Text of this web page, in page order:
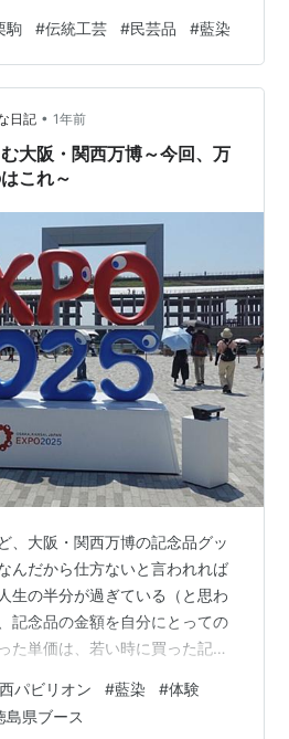
駒 #伝統工芸 #民芸品 #藍染
日記 • 1年前
大阪・関西万博～今回、万
これ～
、大阪・関西万博の記念品グッ
んだから仕方ないと言われれば
生の半分が過ぎている（と思わ
記念品の金額を自分にとっての
た単価は、若い時に買った記念
わないと決めていることもあっ
きる記念品を集めています。 こ
パビリオン #藍染 #体験
島県ブース